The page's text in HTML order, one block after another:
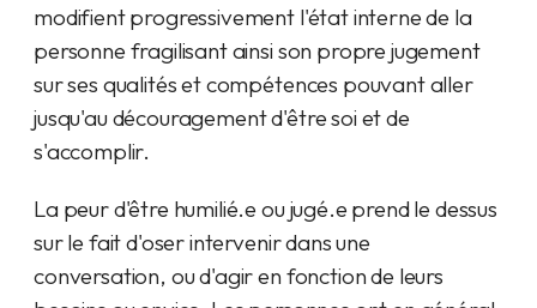
modifient progressivement l'état interne de la
personne fragilisant ainsi son propre jugement
sur ses qualités et compétences pouvant aller
jusqu'au découragement d'être soi et de
s'accomplir.
La peur d'être humilié.e ou jugé.e prend le dessus
sur le fait d'oser intervenir dans une
conversation, ou d'agir en fonction de leurs